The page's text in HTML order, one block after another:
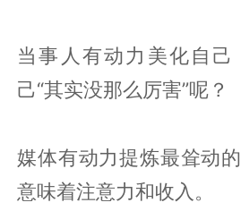
当事人有动力美化自己
己“其实没那么厉害”呢？
媒体有动力提炼最耸动
意味着注意力和收入。